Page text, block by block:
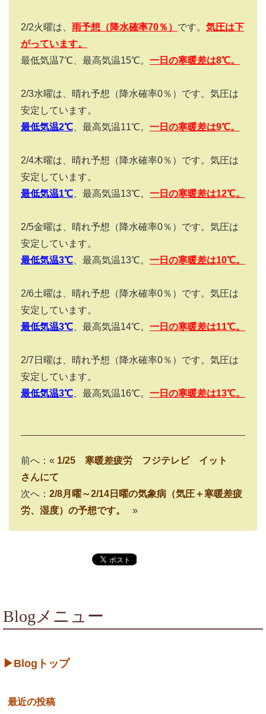
2/2火曜は、 雨予想（降水確率70％） です。 気圧は下
がっています。
最低気温7℃、最高気温15℃。 一日の寒暖差は8℃。
2/3水曜は、晴れ予想（降水確率0％）です。気圧は
安定しています。
最低気温2℃ 、最高気温11℃。 一日の寒暖差は9℃。
2/4木曜は、晴れ予想（降水確率0％）です。気圧は
安定しています。
最低気温1℃ 、最高気温13℃。 一日の寒暖差は12℃。
2/5金曜は、晴れ予想（降水確率0％）です。気圧は
安定しています。
最低気温3℃ 、最高気温13℃。 一日の寒暖差は10℃。
2/6土曜は、晴れ予想（降水確率0％）です。気圧は
安定しています。
最低気温3℃ 、最高気温14℃。 一日の寒暖差は11℃。
2/7 日曜は、晴れ予想（降水確率0％）です。気圧は
安定しています。
最低気温3℃ 、最高気温16℃。 一日の寒暖差は13℃。
前へ：« 1/25 寒暖差疲労 フジテレビ イット
さんにて
次へ： 2/8月曜～2/14日曜の気象病（気圧＋寒暖差疲
労、湿度）の予想です。
»
Blogメニュー
▶Blogトップ
最近の投稿